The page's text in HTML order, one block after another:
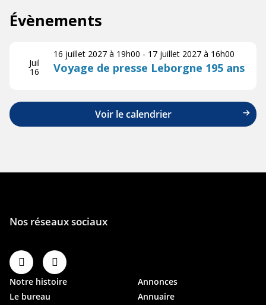
Évènements
Juil
16
16 juillet 2027 à 19h00 - 17 juillet 2027 à 16h00
Voyage de presse Leborgne 195 ans
Voir le calendrier
Notre histoire
Le bureau
Annonces
Annuaire